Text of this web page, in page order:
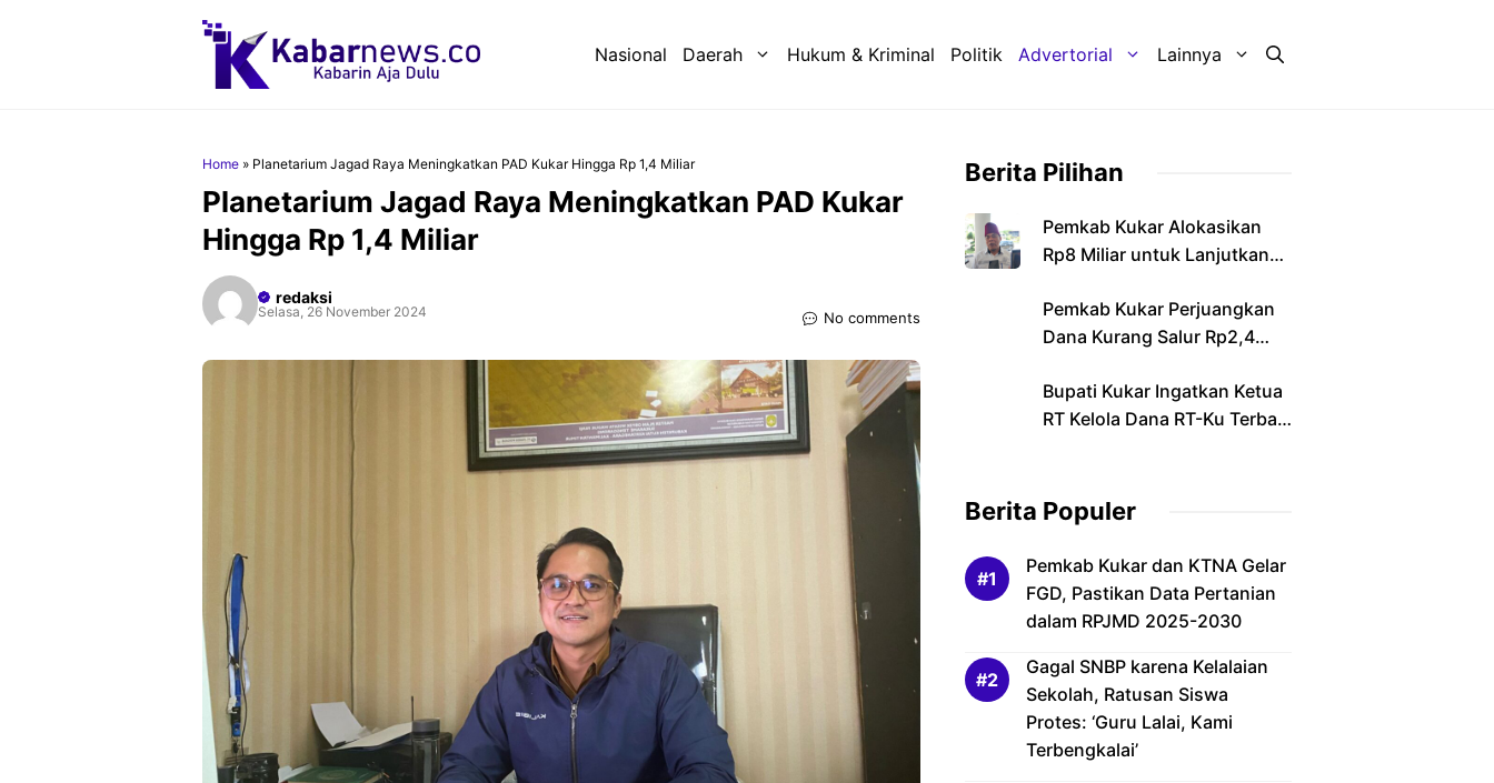
Nasional Daerah Hukum & Kriminal Politik Advertorial Lainnya
Home » Planetarium Jagad Raya Meningkatkan PAD Kukar Hingga Rp 1,4 Miliar
Planetarium Jagad Raya Meningkatkan PAD Kukar
Hingga Rp 1,4 Miliar
redaksi
Selasa, 26 November 2024 No comments
Berita Pilihan
Pemkab Kukar Alokasikan
Rp8 Miliar untuk Lanjutkan
Sebulu
Pemkab Kukar Perjuangkan
Dana Kurang Salur Rp2,4
Bupati Kukar Ingatkan Ketua
RT Kelola Dana RT-Ku Terbaik
Berita Populer
Pemkab Kukar dan KTNA Gelar
FGD, Pastikan Data Pertanian
dalam RPJMD 2025-2030
Gagal SNBP karena Kelalaian
Sekolah, Ratusan Siswa
Protes: ‘Guru Lalai, Kami
Terbengkalai’